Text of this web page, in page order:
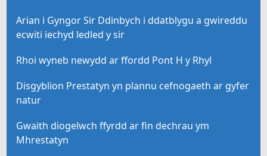
Arian i Gyngor Sir Ddinbych i ddatblygu a gwireddu
ecwiti iechyd ledled y sir
Rhoi wyneb newydd ar ffordd Pont H y Rhyl
Disgyblion Prestatyn yn plannu cefnogaeth ar gyfer
natur
Gwaith diogelwch ffyrdd ar fin dechrau ym
Mhrestatyn